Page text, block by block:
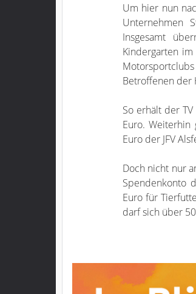
Um hier nun
Unternehmen
Insgesamt
Kindergarten
Betroffenen der
So erhält der
Euro. Weiterhin
Euro der JFV
Doch nicht nur
Spendenkonto
Euro für
darf sich über